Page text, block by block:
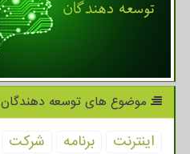
موضوع های توسعه دهندگان
اینترنت برنامه شركت